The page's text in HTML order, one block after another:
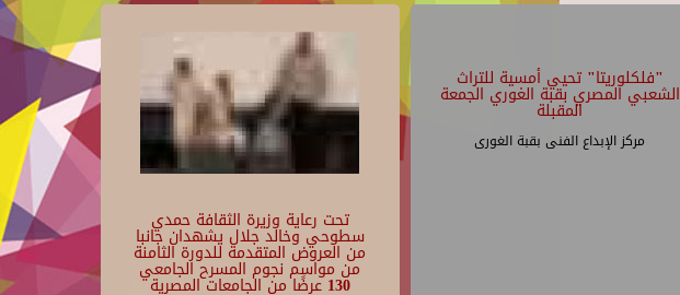
تحت رعاية وزيرة الثقافة حمدي
سطوحي وخالد جلال يشهدان جانبا
من العروض المتقدمة للدورة الثامنة
من مواسم نجوم المسرح الجامعي
130 عرضًا من الجامعات المصرية
"فلكلوريتا" تحيي أمسية للتراث
الشعبي المصري بقبة الغوري الجمعة
المقبلة
مركز الإبداع الفنى بقبة الغورى